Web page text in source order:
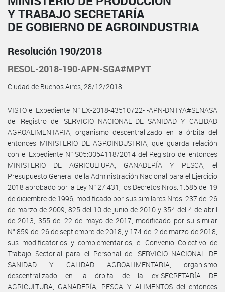
Y TRABAJO SECRETARÍA
DE GOBIERNO DE AGROINDUSTRIA
Resolución 190/2018
RESOL-2018-190-APN-SGA#MPYT
Ciudad de Buenos Aires, 28/12/2018
VISTO el Expediente N° EX-2018-43510722- -APN-DNTYA#SENASA
del Registro del SERVICIO NACIONAL DE SANIDAD Y CALIDAD
AGROALIMENTARIA, organismo descentralizado en la órbita del
entonces MINISTERIO DE AGROINDUSTRIA, que guarda relación
con el Expediente N° S05:0054118/2014 del Registro del entonces
MINISTERIO DE AGRICULTURA, GANADERÍA Y PESCA, el
Presupuesto General de la Administración Nacional para el Ejercicio
2018 aprobado por la Ley N° 27.431, los Decretos Nros. 1.585 del 19
de diciembre de 1996, modificado por sus similares Nros. 237 del 26
de marzo de 2009, 825 del 10 de junio de 2010 y 354 del 4 de abril
de 2013, 355 del 22 de mayo de 2017, modificado por su similar
N° 859 del 26 de septiembre de 2018, y 174 del 2 de marzo de 2018,
sus modificatorios y complementarios, el Convenio Colectivo de
Trabajo Sectorial para el Personal del SERVICIO NACIONAL DE
SANIDAD Y CALIDAD AGROALIMENTARIA, organismo
descentralizado en la órbita de la ex-SECRETARÍA DE
AGRICULTURA, GANADERÍA, PESCA Y ALIMENTOS del entonces